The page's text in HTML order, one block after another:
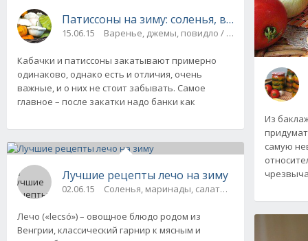
Патиссоны на зиму: соленья, в маринаде,
15.06.15 Варенье, джемы, повидло / Компоты, соки /
Кабачки и патиссоны закатывают примерно
одинаково, однако есть и отличия, очень
важные, и о них не стоит забывать. Самое
главное – после закатки надо банки как
Лучшие рецепты лечо на зиму
02.06.15 Соленья, маринады, салаты, соте
Лечо («lecsó») – овощное блюдо родом из
Венгрии, классический гарнир к мясным и
Из
самую